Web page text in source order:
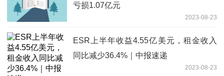
亏损1.07亿元
2023-08-23
ESR上半年收益4.55亿美元，租金收入
同比减少36.4%｜中报速递
2023-08-23